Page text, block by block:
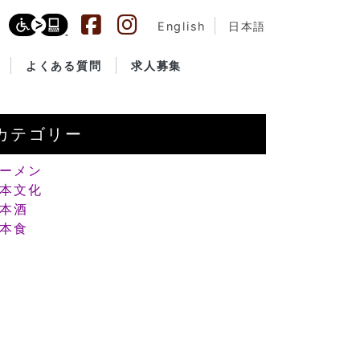
English 日本語
よくある質問 求人募集
テゴリー
メン
文化
酒
食